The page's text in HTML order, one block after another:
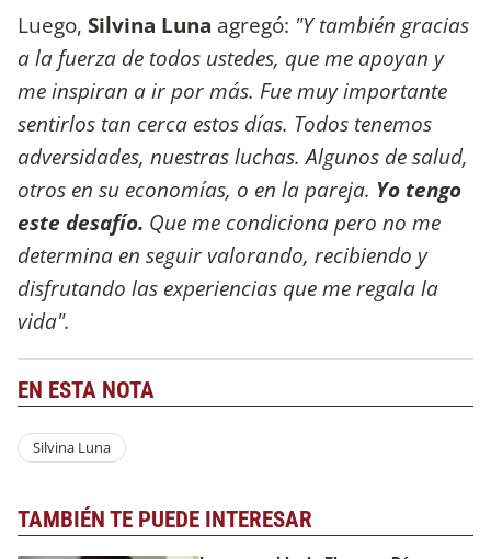
Luego, Silvina Luna agregó: "Y también gracias
a la fuerza de todos ustedes, que me apoyan y
me inspiran a ir por más. Fue muy importante
sentirlos tan cerca estos días. Todos tenemos
adversidades, nuestras luchas. Algunos de salud,
otros en su economías, o en la pareja. Yo tengo
este desafío. Que me condiciona pero no me
determina en seguir valorando, recibiendo y
disfrutando las experiencias que me regala la
vida".
EN ESTA NOTA
Silvina Luna
TAMBIÉN TE PUEDE INTERESAR